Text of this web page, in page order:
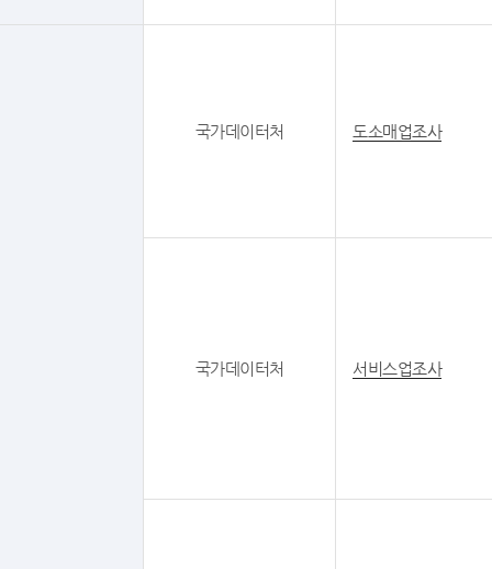
국가데이터처 도소매업조사
국가데이터처 서비스업조사